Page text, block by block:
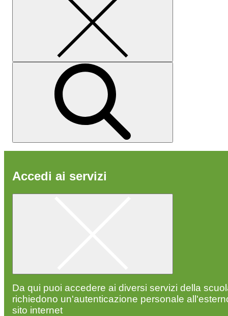
Accedi ai servizi
Da qui puoi accedere ai diversi servizi della
richiedono un'autenticazione personale
sito internet